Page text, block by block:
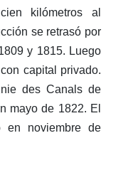
kilómetros al
se retrasó por
y 1815. Luego
capital privado.
des Canals de
mayo de 1822. El
en noviembre de